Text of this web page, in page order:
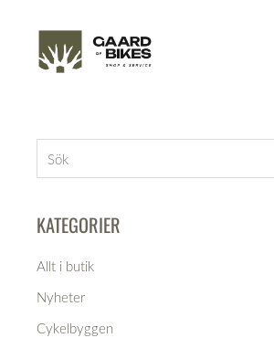
KATEGORIER
Allt i butik
Nyheter
Cykelbyggen